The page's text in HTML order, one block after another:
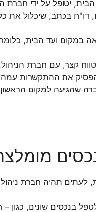
יטופל על ידי חברת
דו"ח בכתב, שיכלול את
במקום ועד הבית,
קצר, עם חברת
את ההתקשרות
שהגיעה למקום הראשון,
לעתים תהיה חברת
בנכסים שונים, כגון